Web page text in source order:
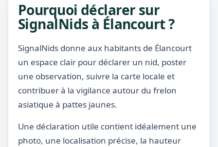
Pourquoi déclarer sur
SignalNids à Élancourt ?
SignalNids donne aux habitants de Élancourt
un espace clair pour déclarer un nid, poster
une observation, suivre la carte locale et
contribuer à la vigilance autour du frelon
asiatique à pattes jaunes.
Une déclaration utile contient idéalement une
photo, une localisation précise, la hauteur